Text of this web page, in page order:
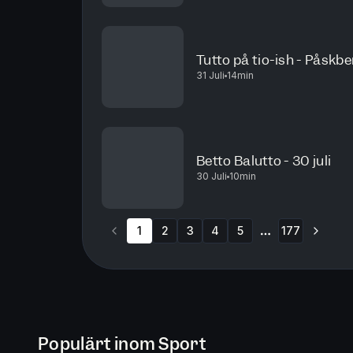
Tutto på tio-ish -
31 Juli 14min
Betto Balutto - 30 juli
30 Juli 10min
1 2 3 4 5 177
Populärt inom Sport